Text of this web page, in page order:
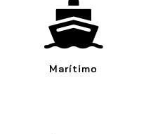
Marítimo